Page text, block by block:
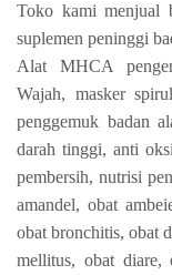
Toko kami menjual
suplemen peninggi
Alat MHCA
Wajah, masker
penggemuk badan
darah tinggi, anti
pembersih, nutrisi
amandel, obat
obat bronchitis, obat
mellitus, obat diare,